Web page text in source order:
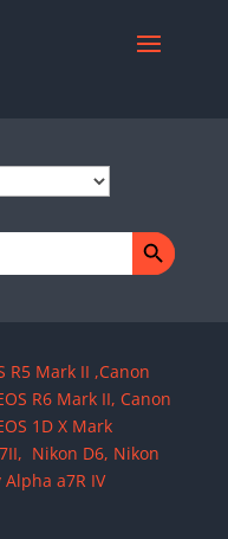
Search Button
R5 Mark II ,Canon
R6 Mark II, Canon
1D X Mark
Nikon D6, Nikon
Alpha a7R IV